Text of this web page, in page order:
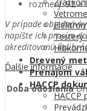
Testery
Drevený
Prenájom
HACCP
HACCP
rozmery: 92 ×
V prípade
napíšte ich prosím
akreditovanú
Ďalšie informácie
Doba odoslania